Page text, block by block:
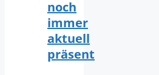
noch
immer
aktuell
präsent